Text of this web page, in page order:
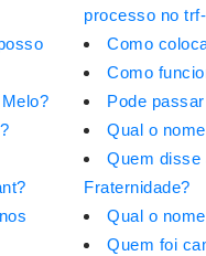
processo no
Como
Como
Pode
Qual o
Quem disse
Fraternidade?
Qual o
Quem foi